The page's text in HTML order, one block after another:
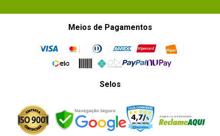
Meios de Pagamentos
Selos